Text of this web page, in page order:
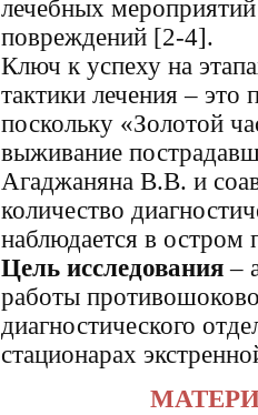
лечебных
повреждений [2-4].
Ключ к успеху на
тактики лечения – это
поскольку «Золотой
выживание
Агаджаняна В.В. и
количество
наблюдается в остром
Цель исследования –
работы
диагностического
стационарах